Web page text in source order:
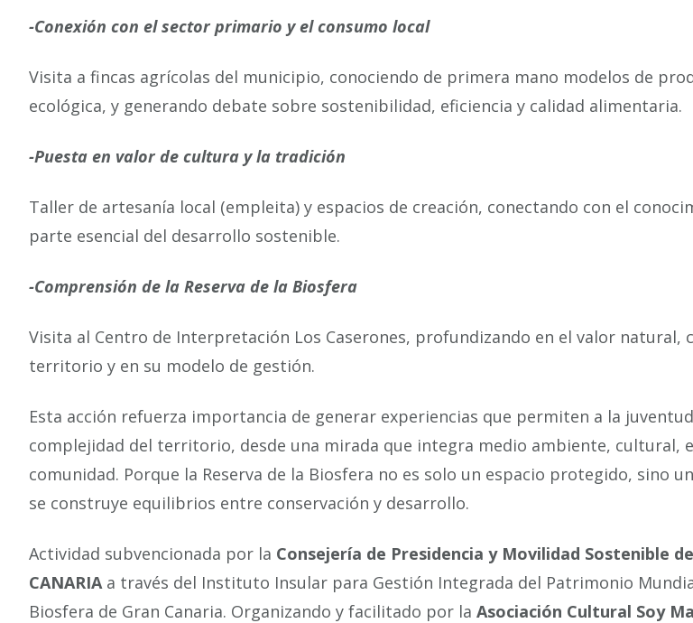
-Conexión con el sector primario y el consumo local
Visita a fincas agrícolas del municipio, conociendo de primera mano modelos de
ecológica, y generando debate sobre sostenibilidad, eficiencia y calidad alimentaria.
-Puesta en valor de cultura y la tradición
Taller de artesanía local (empleita) y espacios de creación, conectando con el
parte esencial del desarrollo sostenible.
-Comprensión de la Reserva de la Biosfera
Visita al Centro de Interpretación Los Caserones, profundizando en el valor natural,
territorio y en su modelo de gestión.
Esta acción refuerza importancia de generar experiencias que permiten a la
complejidad del territorio, desde una mirada que integra medio ambiente, cultural,
comunidad. Porque la Reserva de la Biosfera no es solo un espacio protegido, sino
se construye equilibrios entre conservación y desarrollo.
Actividad subvencionada por la Consejería de Presidencia y Movilidad Sostenible
CANARIAa través del Instituto Insular para Gestión Integrada del Patrimonio
Biosfera de Gran Canaria. Organizando y facilitado por la Asociación Cultural Soy